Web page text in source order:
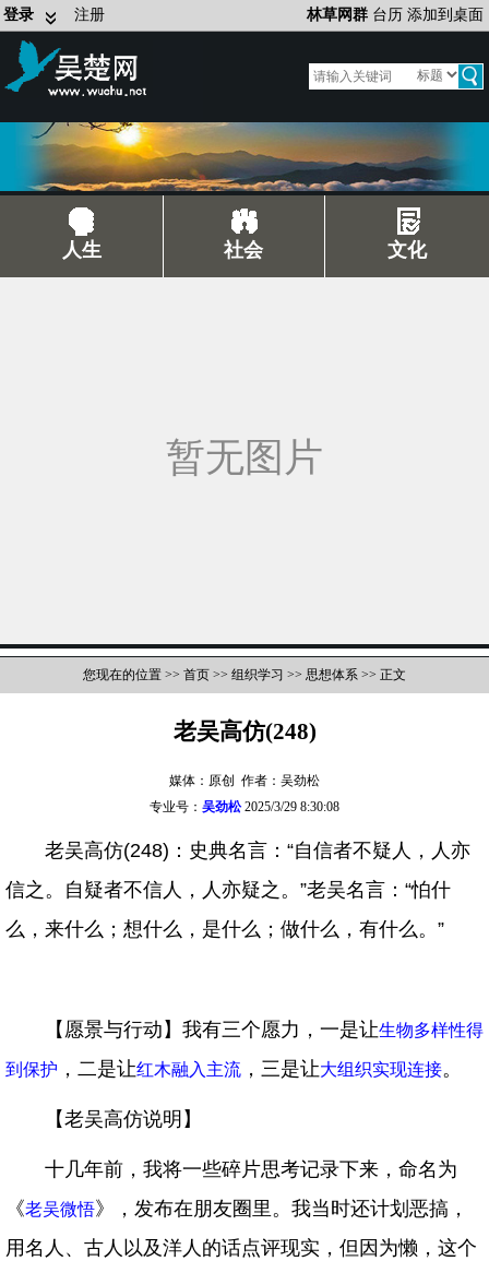
登录 注册 林草网群 台历 添加到桌面
人生 社会 文化
您现在的位置 >> 首页 >> 组织学习 >> 思想体系 >> 正文
老吴高仿(248)
媒体：原创 作者：吴劲松
专业号： 吴劲松2025/3/29 8:30:08
老吴高仿(248)：史典名言：“自信者不疑人，人亦
信之。自疑者不信人，人亦疑之。”老吴名言：“怕什
么，来什么；想什么，是什么；做什么，有什么。”
【愿景与行动】我有三个愿力，一是让生物多样性得
到保护 ，二是让红木融入主流 ，三是让大组织实现连接。
【老吴高仿说明】
十几年前，我将一些碎片思考记录下来，命名为
《老吴微悟》，发布在朋友圈里。我当时还计划恶搞，
用名人、古人以及洋人的话点评现实，但因为懒，这个